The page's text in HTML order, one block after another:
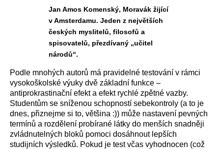
Jan Amos Komenský, Moravák žijící
v Amsterdamu. Jeden z největších
českých myslitelů, filosofů a
spisovatelů, přezdívaný „učitel
národů“.
Podle mnohých autorů má pravidelné testování v rámci
vysokoškolské výuky dvě základní funkce –
antiprokrastinační efekt a efekt rychlé zpětné vazby.
Studentům se sníženou schopností sebekontroly (a to je
dnes, přiznejme si to, většina :)) může nastavení pevných
termínů a rozdělení probírané látky do menších snadněji
zvládnutelných bloků pomoci dosáhnout lepších
studijních výsledků. Pokud je test včas vyhodnocen (což